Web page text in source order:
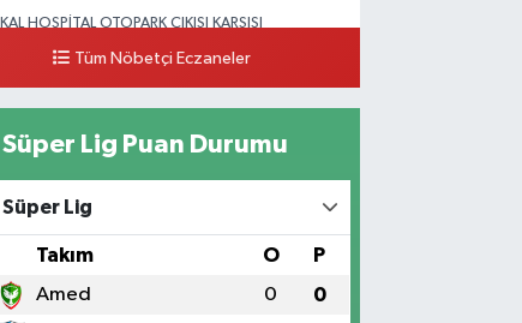
HOSPİTAL OTOPARK ÇIKIŞI KARŞISI
HASTANESİ ARKASI OTOPARK ÇIKIŞI KARŞISI)
ÜNÜVERSİTESİ HASTANESİNİN KARŞISI TRAFİK
YANI Üniversite Mah.Yunus Emre Bulvarı
Tüm Nöbetçi Eczaneler
Süper Lig Puan Durumu
Süper Lig
Takım O P
Amed 0 0